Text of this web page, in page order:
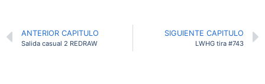
ANTERIOR CAPITULO
Salida casual 2 REDRAW
SIGUIENTE CAPITULO
LWHG tira #743